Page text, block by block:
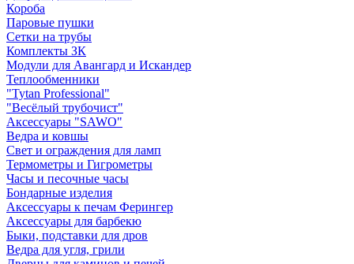
Короба
Паровые пушки
Сетки на трубы
Комплекты ЗК
Модули для Авангард и Искандер
Теплообменники
"Tytan Professional"
"Весёлый трубочист"
Аксессуары "SAWO"
Ведра и ковшы
Свет и ограждения для ламп
Термометры и Гигрометры
Часы и песочные часы
Бондарные изделия
Аксессуары к печам Ферингер
Аксессуары для барбекю
Быки, подставки для дров
Ведра для угля, грили